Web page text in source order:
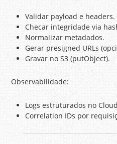
Validar payload e headers.
Checar integridade via
Normalizar metadados.
Gerar presigned URLs
Gravar no S3 (putObject).
Observabilidade:
Logs estruturados no
Correlation IDs por